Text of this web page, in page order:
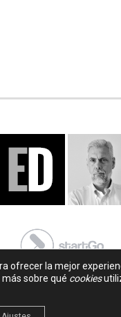
ofrecer la mejor
sobre qué cookies